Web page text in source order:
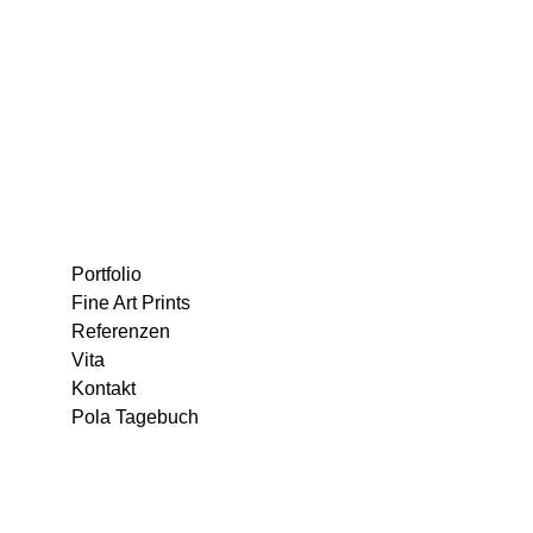
Portfolio
Fine Art Prints
Referenzen
Vita
Kontakt
Pola Tagebuch